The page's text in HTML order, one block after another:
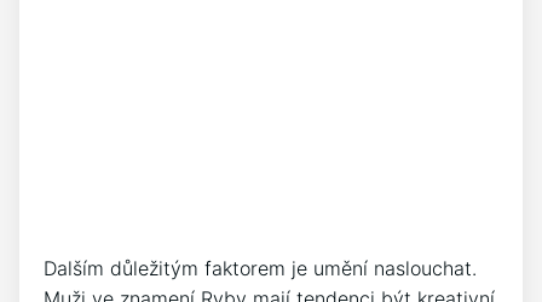
Dalším důležitým faktorem je umění naslouchat.